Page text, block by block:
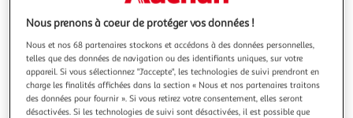
Illustration
précédente
Illustration
suivante
Nous prenons à coeur de protéger vos données !
Nous et nos 68 partenaires stockons et accédons à des données personnelles,
telles que des données de navigation ou des identifiants uniques, sur votre
appareil. Si vous sélectionnez "J'accepte", les technologies de suivi prendront en
charge les finalités affichées dans la section « Nous et nos partenaires traitons
des données pour fournir ». Si vous retirez votre consentement, elles seront
désactivées. Si les technologies de suivi sont désactivées, il est possible que